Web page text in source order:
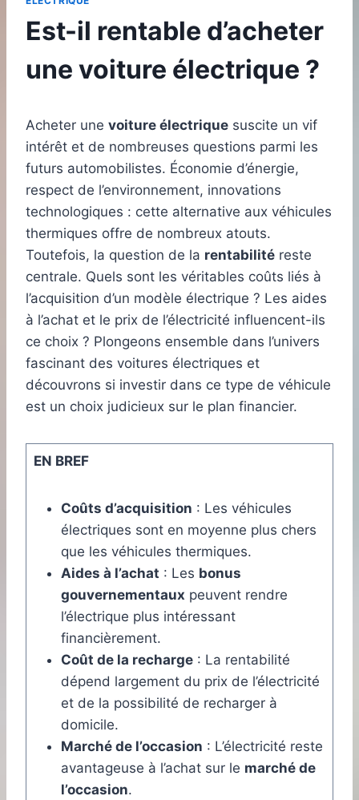
Est-il rentable d’acheter
une voiture électrique ?
Acheter une voiture électrique suscite un vif
intérêt et de nombreuses questions parmi les
futurs automobilistes. Économie d’énergie,
respect de l’environnement, innovations
technologiques : cette alternative aux véhicules
thermiques offre de nombreux atouts.
Toutefois, la question de la rentabilité reste
centrale. Quels sont les véritables coûts liés à
l’acquisition d’un modèle électrique ? Les aides
à l’achat et le prix de l’électricité influencent-ils
ce choix ? Plongeons ensemble dans l’univers
fascinant des voitures électriques et
découvrons si investir dans ce type de véhicule
est un choix judicieux sur le plan financier.
EN BREF
Coûts d’acquisition : Les véhicules
électriques sont en moyenne plus chers
que les véhicules thermiques.
Aides à l’achat : Les bonus
gouvernementaux peuvent rendre
l’électrique plus intéressant
financièrement.
Coût de la recharge: La rentabilité
dépend largement du prix de l’électricité
et de la possibilité de recharger à
domicile.
Marché de l’occasion : L’électricité reste
avantageuse à l’achat sur le marché de
l’occasion.